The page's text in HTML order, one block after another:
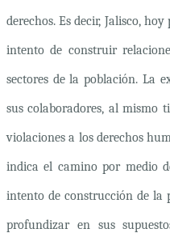
derechos. Es decir, Jalisco,
intento de construir
sectores de la población. La
sus colaboradores, al mismo
violaciones a los derechos
indica el camino por medio
intento de construcción de la
profundizar en sus